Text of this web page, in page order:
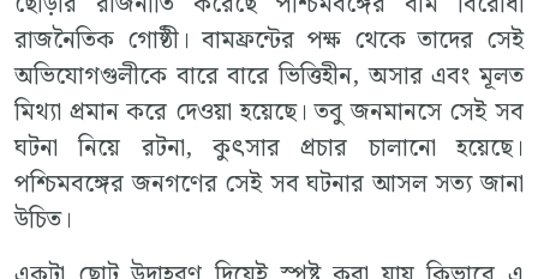
রাজনৈতিক গোষ্ঠী। বামফ্রন্টের পক্ষ থেকে তাদের সেই
অভিযোগগুলীকে বারে বারে ভিত্তিহীন, অসার এবং মূলত
মিথ্যা প্রমান করে দেওয়া হয়েছে। তবু জনমানসে সেই সব
ঘটনা নিয়ে রটনা, কুৎসার প্রচার চালানো হয়েছে।
পশ্চিমবঙ্গের জনগণের সেই সব ঘটনার আসল সত্য জানা
উচিত।